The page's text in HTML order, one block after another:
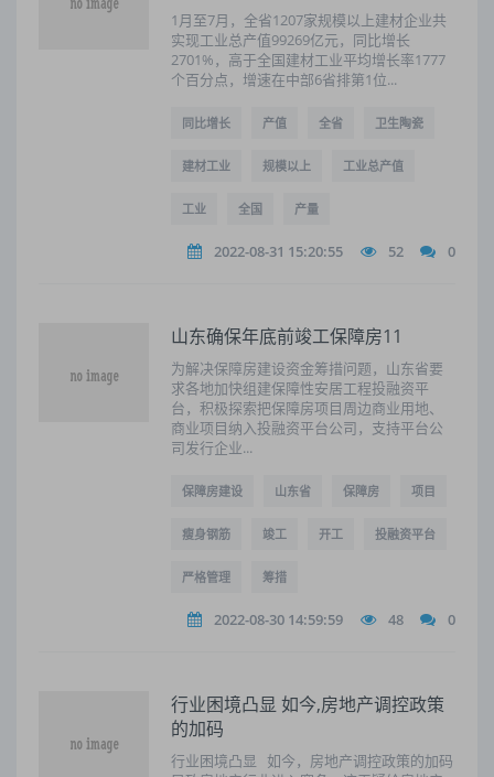
1月至7月，全省1207家规模以上建材企业共
实现工业总产值99269亿元，同比增长
2701%，高于全国建材工业平均增长率1777
个百分点，增速在中部6省排第1位...
同比增长 产值 全省 卫生陶瓷
建材工业 规模以上 工业总产值
工业 全国 产量
2022-08-31 15:20:55 52 0
山东确保年底前竣工保障房11
为解决保障房建设资金筹措问题，山东省要
求各地加快组建保障性安居工程投融资平
台，积极探索把保障房项目周边商业用地、
商业项目纳入投融资平台公司，支持平台公
司发行企业...
保障房建设 山东省 保障房 项目
瘦身钢筋 竣工 开工 投融资平台
严格管理 筹措
2022-08-30 14:59:59 48 0
行业困境凸显 如今,房地产调控政策
的加码
行业困境凸显 如今，房地产调控政策的加码